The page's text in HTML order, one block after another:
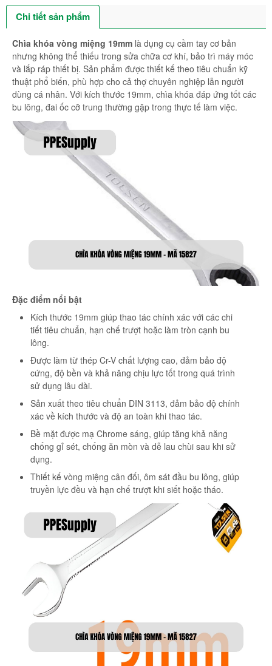
Chi tiết sản phẩm
Chìa khóa vòng miệng 19mm là dụng cụ cầm tay cơ bản
nhưng không thể thiếu trong sửa chữa cơ khí, bảo trì máy móc
và lắp ráp thiết bị. Sản phẩm được thiết kế theo tiêu chuẩn kỹ
thuật phổ biến, phù hợp cho cả thợ chuyên nghiệp lẫn người
dùng cá nhân. Với kích thước 19mm, chìa khóa đáp ứng tốt các
bu lông, đai ốc cỡ trung thường gặp trong thực tế làm việc.
Đặc điểm nổi bật
Kích thước 19mm giúp thao tác chính xác với các chi
tiết tiêu chuẩn, hạn chế trượt hoặc làm tròn cạnh bu
lông.
Được làm từ thép Cr-V chất lượng cao, đảm bảo độ
cứng, độ bền và khả năng chịu lực tốt trong quá trình
sử dụng lâu dài.
Sản xuất theo tiêu chuẩn DIN 3113, đảm bảo độ chính
xác về kích thước và độ an toàn khi thao tác.
Bề mặt được mạ Chrome sáng, giúp tăng khả năng
chống gỉ sét, chống ăn mòn và dễ lau chùi sau khi sử
dụng.
Thiết kế vòng miệng cân đối, ôm sát đầu bu lông, giúp
truyền lực đều và hạn chế trượt khi siết hoặc tháo.